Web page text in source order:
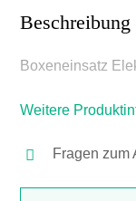
Beschreibung
Boxeneinsatz
Weitere
Fragen zum